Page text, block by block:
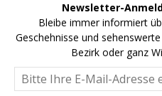
Newsletter-
Bleibe immer informiert
Geschehnisse und
Bezirk oder ganz